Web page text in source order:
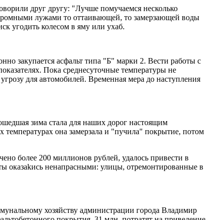
друг другу: "Лучше помучаемся несколько
лужами то оттаивающей, то замерзающей воды
угодить колесом в яму или ухаб.
закупается асфальт типа "Б" марки 2. Вести работы с
Пока среднесуточные температуры не
для автомобилей. Временная мера до наступления
зима стала для наших дорог настоящим
она замерзала и "пучила" покрытие, потом
более 200 миллионов рублей, удалось привести в
оказаkись ненапрасными: улицы, отремонтированные в
хозяйству администрации города Владимир